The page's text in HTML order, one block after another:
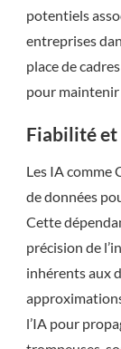
potentiels
entreprises
place de
pour maintenir
Fiabilité et
Les IA comme
de données
Cette
précision de
inhérents aux
l’IA pour